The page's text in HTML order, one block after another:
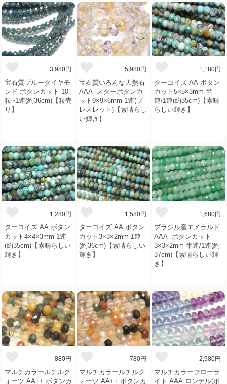
3,980円
宝石質ブルーダイヤモ
ンド ボタンカット 10
粒~1連(約36cm)【粒売
り】
5,980円
宝石質いろんな天然石
AAA- スターボタンカ
ット9×9×6mm 1連(ブ
レスレット)【素晴らし
い輝き】
1,180円
ターコイズ AA ボタン
カット5×5×3mm 半
連/1連(約35cm)【素晴
らしい輝き】
1,280円
ターコイズ AA ボタン
カット4×4×3mm 1連
(約35cm)【素晴らしい
輝き】
1,580円
ターコイズ AA ボタン
カット3×3×2mm 1連
(約36cm)【素晴らしい
輝き】
1,680円
ブラジル産エメラルド
AAA- ボタンカット
3×3×2mm 半連/1連(約
37cm)【素晴らしい輝
き】
880円
マルチカラールチルク
ォーツ AA++ ボタンカ
780円
マルチカラールチルク
ォーツ AA++ ボタンカ
2,980円
マルチカラーフローラ
イト AAA ロンデル(ボ